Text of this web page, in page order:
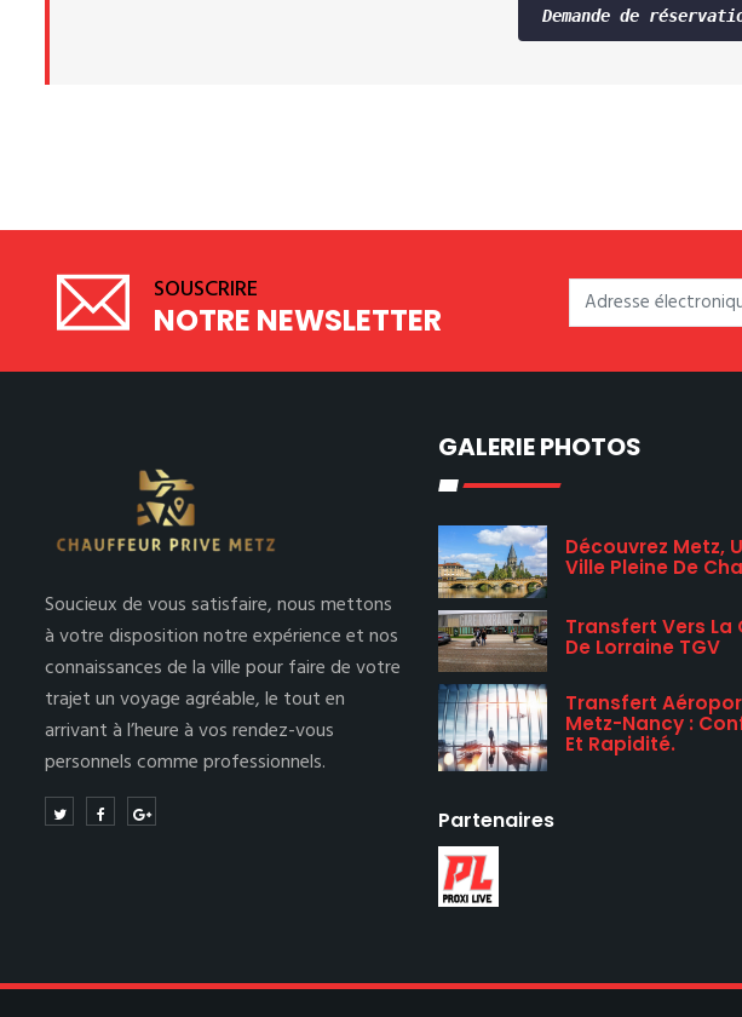
Demande de
SOUSCRIRE
NOTRE NEWSLETTER
Soucieux de vous satisfaire, nous mettons
à votre disposition notre expérience et nos
connaissances de la ville pour faire de votre
trajet un voyage agréable, le tout en
arrivant à l’heure à vos rendez-vous
personnels comme professionnels.
GALERIE PHOTOS
Découvrez Metz,
Ville Pleine De
Transfert Vers La
De Lorraine TGV
Transfert
Metz-Nancy :
Et Rapidité.
Partenaires